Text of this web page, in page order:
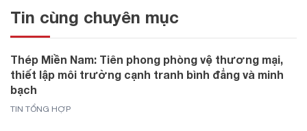
Tin cùng chuyên mục
Thép Miền Nam: Tiên phong phòng vệ thương mại,
thiết lập môi trường cạnh tranh bình đẳng và minh
bạch
TIN TỔNG HỢP